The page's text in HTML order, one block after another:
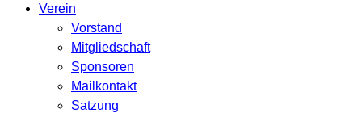
Verein
Vorstand
Mitgliedschaft
Sponsoren
Mailkontakt
Satzung